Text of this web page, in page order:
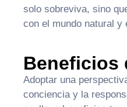
solo sobreviva, sino
con el mundo natural y
Beneficios
Adoptar una
conciencia y la